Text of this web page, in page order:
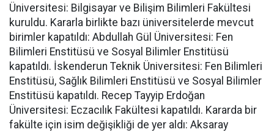
Üniversitesi: Bilgisayar ve Bilişim Bilimleri Fakültesi
kuruldu. Kararla birlikte bazı üniversitelerde mevcut
birimler kapatıldı: Abdullah Gül Üniversitesi: Fen
Bilimleri Enstitüsü ve Sosyal Bilimler Enstitüsü
kapatıldı. İskenderun Teknik Üniversitesi: Fen Bilimleri
Enstitüsü, Sağlık Bilimleri Enstitüsü ve Sosyal Bilimler
Enstitüsü kapatıldı. Recep Tayyip Erdoğan
Üniversitesi: Eczacılık Fakültesi kapatıldı. Kararda bir
fakülte için isim değişikliği de yer aldı: Aksaray